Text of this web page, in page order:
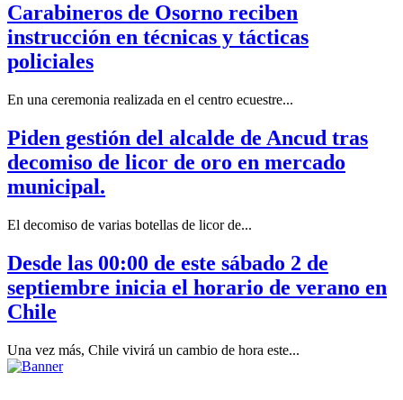
Carabineros de Osorno reciben
instrucción en técnicas y tácticas
policiales
En una ceremonia realizada en el centro ecuestre...
Piden gestión del alcalde de Ancud tras
decomiso de licor de oro en mercado
municipal.
El decomiso de varias botellas de licor de...
Desde las 00:00 de este sábado 2 de
septiembre inicia el horario de verano en
Chile
Una vez más, Chile vivirá un cambio de hora este...